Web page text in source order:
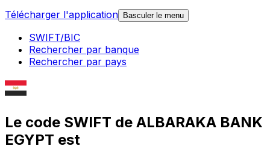
Télécharger l'application
Basculer le menu
SWIFT/BIC
Rechercher par banque
Rechercher par pays
Le code SWIFT de ALBARAKA BANK
EGYPT est